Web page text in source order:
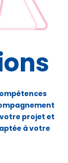
projet et
à votre